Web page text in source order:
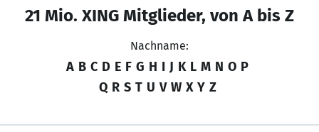
21 Mio. XING Mitglieder, von A bis Z
Nachname:
A B C D E F G H I J K L M N O P
Q R S T U V W X Y Z